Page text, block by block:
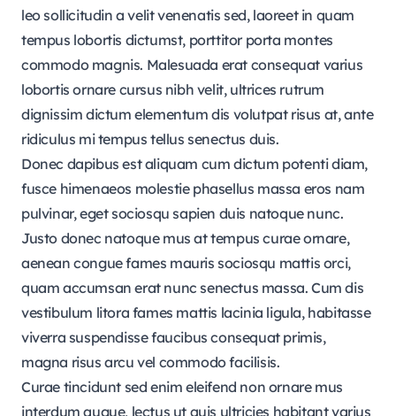
leo sollicitudin a velit venenatis sed, laoreet in quam
tempus lobortis dictumst, porttitor porta montes
commodo magnis. Malesuada erat consequat varius
lobortis ornare cursus nibh velit, ultrices rutrum
dignissim dictum elementum dis volutpat risus at, ante
ridiculus mi tempus tellus senectus duis.
Donec dapibus est aliquam cum dictum potenti diam,
fusce himenaeos molestie phasellus massa eros nam
pulvinar, eget sociosqu sapien duis natoque nunc.
Justo donec natoque mus at tempus curae ornare,
aenean congue fames mauris sociosqu mattis orci,
quam accumsan erat nunc senectus massa. Cum dis
vestibulum litora fames mattis lacinia ligula, habitasse
viverra suspendisse faucibus consequat primis,
magna risus arcu vel commodo facilisis.
Curae tincidunt sed enim eleifend non ornare mus
interdum augue, lectus ut quis ultricies habitant varius